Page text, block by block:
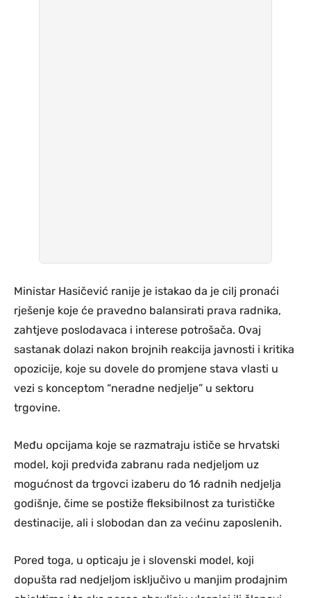
Ministar Hasičević ranije je istakao da je cilj pronaći
rješenje koje će pravedno balansirati prava radnika,
zahtjeve poslodavaca i interese potrošača. Ovaj
sastanak dolazi nakon brojnih reakcija javnosti i kritika
opozicije, koje su dovele do promjene stava vlasti u
vezi s konceptom “neradne nedjelje” u sektoru
trgovine.
Među opcijama koje se razmatraju ističe se hrvatski
model, koji predviđa zabranu rada nedjeljom uz
mogućnost da trgovci izaberu do 16 radnih nedjelja
godišnje, čime se postiže fleksibilnost za turističke
destinacije, ali i slobodan dan za većinu zaposlenih.
Pored toga, u opticaju je i slovenski model, koji
dopušta rad nedjeljom isključivo u manjim prodajnim